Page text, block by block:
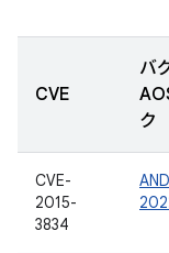
CVE
バ
ク
CVE-
2015-
3834